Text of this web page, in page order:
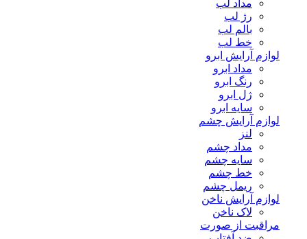
مداد لب
رژ لب
بالم لب
خط لب
لوازم آرایش ابرو
مداد ابرو
رنگ ابرو
ژل ابرو
سایه ابرو
لوازم آرایش چشم
لنز
مداد چشم
سایه چشم
خط چشم
ریمل چشم
لوازم آرایش ناخن
لاک ناخن
مراقبت از صورت